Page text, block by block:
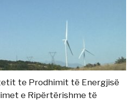
te Prodhimit të Energjisë
e Ripërtërishme të